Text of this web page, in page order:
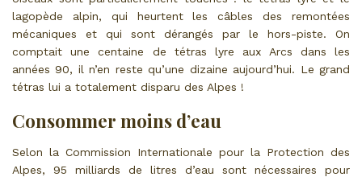
lagopède alpin, qui heurtent les câbles des remontées
mécaniques et qui sont dérangés par le hors-piste. On
comptait une centaine de tétras lyre aux Arcs dans les
années 90, il n’en reste qu’une dizaine aujourd’hui. Le grand
tétras lui a totalement disparu des Alpes !
Consommer moins d’eau
Selon la Commission Internationale pour la Protection des
Alpes, 95 milliards de litres d’eau sont nécessaires pour